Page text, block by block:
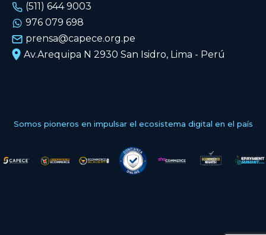
(511) 644 9003
976 079 698
prensa@capece.org.pe
Av.Arequipa N 2930 San Isidro, Lima - Perú
Somos pioneros en impulsar el ecosistema digital en el país